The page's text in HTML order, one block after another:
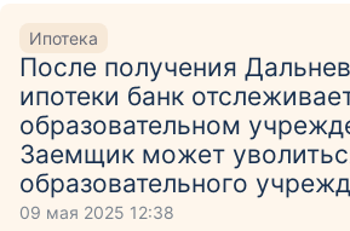
Ипотека
После получения
ипотеки банк
образовательном
Заемщик может
образовательного
09 мая 2025 12:38